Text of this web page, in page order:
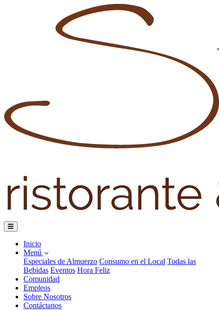
Inicio
Menú
Especiales de Almuerzo Consumo en el Local Todas las
Bebidas Eventos Hora Feliz
Comunidad
Empleos
Sobre Nosotros
Contáctanos